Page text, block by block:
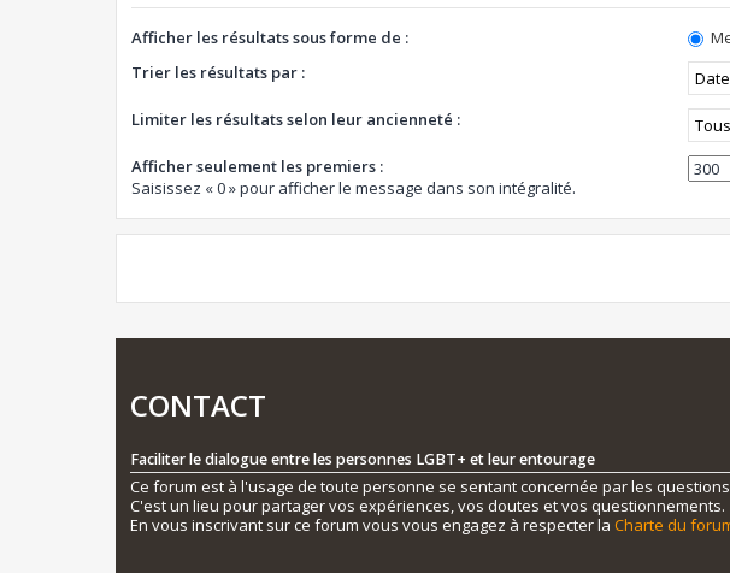
Afficher les résultats sous forme de :
Trier les résultats par :
Limiter les résultats selon leur ancienneté :
Afficher seulement les premiers :
Saisissez « 0 » pour afficher le message dans son intégralité.
CONTACT
Faciliter le dialogue entre les personnes LGBT+ et leur entourage
Ce forum est à l'usage de toute personne se sentant concernée par les
C'est un lieu pour partager vos expériences, vos doutes et vos questionnements.
En vous inscrivant sur ce forum vous vous engagez à respecter la Charte du